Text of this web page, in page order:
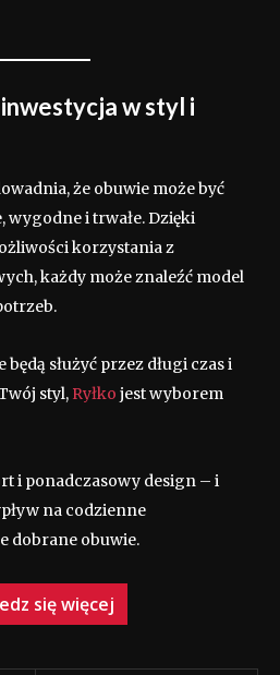
w styl i
że obuwie może być
wygodne i trwałe. Dzięki
korzystania z
każdy może znaleźć model
służyć przez długi czas i
styl, Ryłko jest wyborem
i ponadczasowy design – i
na codzienne
dobrane obuwie.
się więcej